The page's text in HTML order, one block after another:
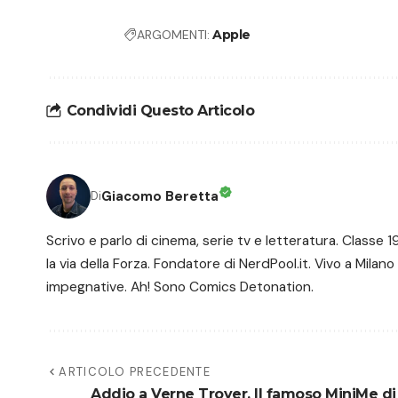
ARGOMENTI: Apple
Condividi Questo Articolo
DiGiacomo Beretta
Scrivo e parlo di cinema, serie tv e letteratura. Classe
la via della Forza. Fondatore di NerdPool.it. Vivo a
impegnative. Ah! Sono Comics Detonation.
ARTICOLO PRECEDENTE
Addio a Verne Troyer. Il famoso MiniMe di